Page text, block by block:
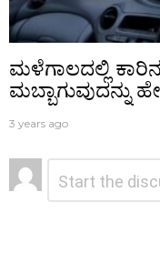
ಮಳೆಗಾಲದಲ್ಲಿ
ಮಬ್ಬಾಗುವುದನ್ನು
3 years ago
ನಿಮ್ಮದೊಂದು
ಉತ್ತರ